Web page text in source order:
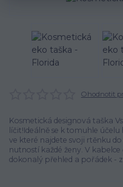
Ohodnotit
Kosmetická designová taška
líčit!Ideálně se k tomuhle
ve které najdete svoji rtěnku
nutností každé ženy. V
dokonalý přehled a pořádek -